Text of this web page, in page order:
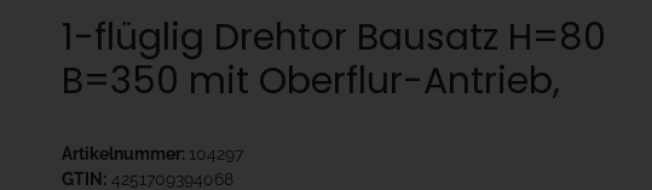
1-flüglig Drehtor Bausatz H=80
B=350 mit Oberflur-Antrieb,
Artikelnummer: 104297
GTIN: 4251709394068